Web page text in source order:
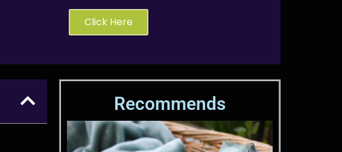
Click Here
Recommends